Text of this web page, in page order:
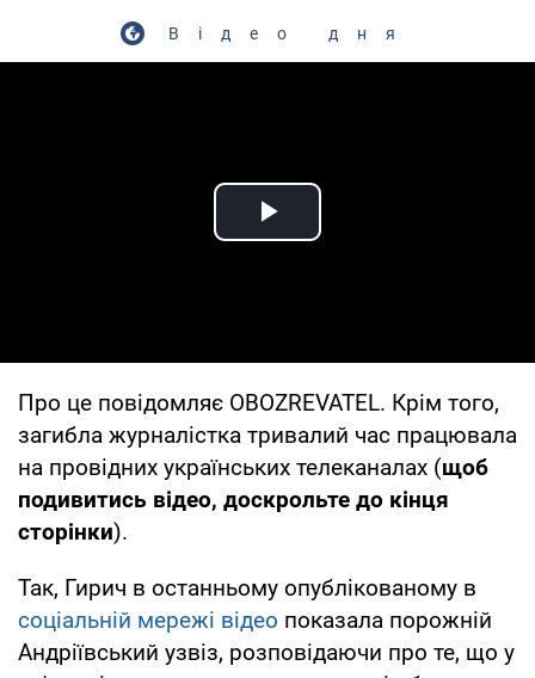
Відео дня
Play Video
Про це повідомляє OBOZREVATEL. Крім того,
загибла журналістка тривалий час працювала
на провідних українських телеканалах (щоб
подивитись відео, доскрольте до кінця
сторінки).
Так, Гирич в останньому опублікованому в
соціальній мережі відео показала порожній
Андріївський узвіз, розповідаючи про те, що у